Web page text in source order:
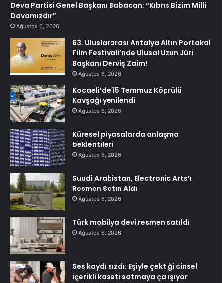
Deva Partisi Genel Başkanı Babacan: “Kıbrıs Bizim Milli
Davamızdır”
Ağustos 6, 2026
63. Uluslararası Antalya Altın Portakal
Film Festivali’nde Ulusal Uzun Jüri
Başkanı Derviş Zaim!
Ağustos 6, 2026
Kocaeli’de 15 Temmuz Köprülü
Kavşağı yenilendi
Ağustos 6, 2026
Küresel piyasalarda anlaşma
beklentileri
Ağustos 6, 2026
Suudi Arabistan, Electronic Arts’ı
Resmen Satın Aldı
Ağustos 6, 2026
Türk mobilya devi resmen satıldı
Ağustos 6, 2026
Ses kaydı sızdı: Eşiyle çektiği cinsel
içerikli kaseti satmaya çalışıyor